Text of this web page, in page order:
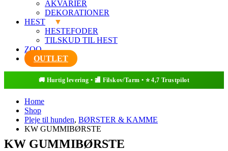
AKVARIER
DEKORATIONER
HEST
HESTEFODER
TILSKUD TIL HEST
ZOO
OUTLET
Home
Shop
Pleje til hunden, BØRSTER & KAMME
KW GUMMIBØRSTE
KW GUMMIBØRSTE